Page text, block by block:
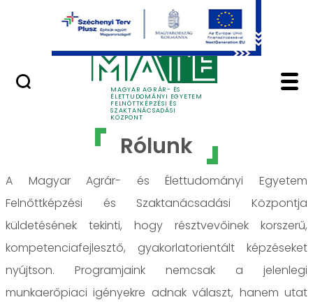
Ugrás a fő tartalomhoz
MAGYAR AGRÁR- ÉS
ÉLETTUDOMÁNYI EGYETEM
FELNŐTTKÉPZÉSI ÉS
SZAKTANÁCSADÁSI
KÖZPONT
Rólunk - MATE
Rólunk
A Magyar Agrár- és Élettudományi Egyetem
Felnőttképzési és Szaktanácsadási Központja
küldetésének tekinti, hogy résztvevőinek korszerű,
kompetenciafejlesztő, gyakorlatorientált képzéseket
nyújtson. Programjaink nemcsak a jelenlegi
munkaerőpiaci igényekre adnak választ, hanem utat